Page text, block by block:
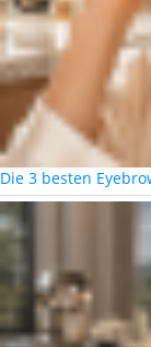
Die 3 besten